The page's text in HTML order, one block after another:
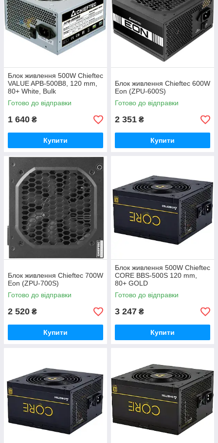
Блок живлення 500W Chieftec
VALUE APB-500B8, 120 mm,
80+ White, Bulk
Готово до відправки
1 640 ₴
Купити
Блок живлення Chieftec 600W
Eon (ZPU-600S)
Готово до відправки
2 351 ₴
Купити
Блок живлення Chieftec 700W
Eon (ZPU-700S)
Готово до відправки
2 520 ₴
Купити
Блок живлення 500W Chieftec
CORE BBS-500S 120 mm,
80+ GOLD
Готово до відправки
3 247 ₴
Купити